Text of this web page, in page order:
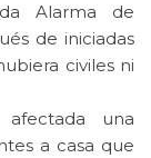
Alarma de
de iniciadas
civiles ni
una
a casa que